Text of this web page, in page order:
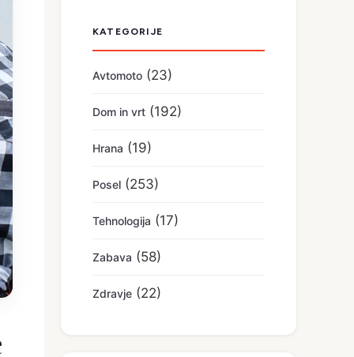
KATEGORIJE
Avtomoto (23)
Dom in vrt (192)
Hrana (19)
Posel (253)
Tehnologija (17)
Zabava (58)
Zdravje (22)